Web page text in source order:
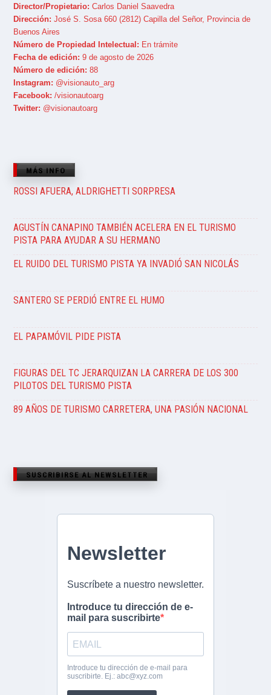
Director/Propietario: Carlos Daniel Saavedra
Dirección: José S. Sosa 660 (2812) Capilla del Señor, Provincia de
Buenos Aires
Número de Propiedad Intelectual: En trámite
Fecha de edición: 9 de agosto de 2026
Número de edición: 88
Instagram: @visionauto_arg
Facebook: /visionautoarg
Twitter: @visionautoarg
MÁS INFO
ROSSI AFUERA, ALDRIGHETTI SORPRESA
AGUSTÍN CANAPINO TAMBIÉN ACELERA EN EL TURISMO
PISTA PARA AYUDAR A SU HERMANO
EL RUIDO DEL TURISMO PISTA YA INVADIÓ SAN NICOLÁS
SANTERO SE PERDIÓ ENTRE EL HUMO
EL PAPAMÓVIL PIDE PISTA
FIGURAS DEL TC JERARQUIZAN LA CARRERA DE LOS 300
PILOTOS DEL TURISMO PISTA
89 AÑOS DE TURISMO CARRETERA, UNA PASIÓN NACIONAL
SUSCRIBIRSE AL NEWSLETTER